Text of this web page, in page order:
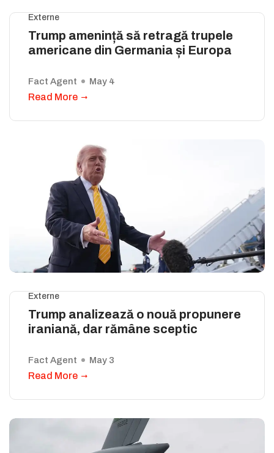
Externe
Trump amenință să retragă trupele
americane din Germania și Europa
Fact Agent May 4
Read More
Externe
Trump analizează o nouă propunere
iraniană, dar rămâne sceptic
Fact Agent May 3
Read More